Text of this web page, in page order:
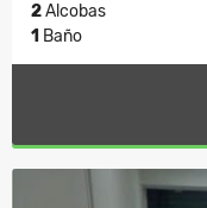
2Alcobas
1 Baño